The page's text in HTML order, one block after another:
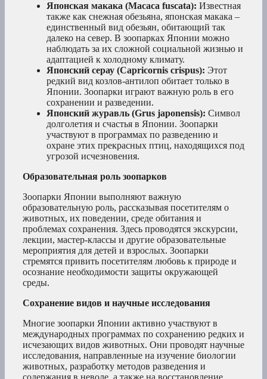
Японская макака (Macaca fuscata): Известная
также как снежная обезьяна, японская макака –
единственный вид обезьян, обитающий так
далеко на север. В зоопарках Японии можно
наблюдать за их сложной социальной жизнью и
адаптацией к холодному климату.
Японский серау (Capricornis crispus): Этот
редкий вид козлов-антилоп обитает только в
Японии. Зоопарки играют важную роль в его
сохранении и разведении.
Японский журавль (Grus japonensis): Символ
долголетия и счастья в Японии. Зоопарки
участвуют в программах по разведению и
охране этих прекрасных птиц, находящихся под
угрозой исчезновения.
Образовательная роль зоопарков
Зоопарки Японии выполняют важную
образовательную роль, рассказывая посетителям о
животных, их поведении, среде обитания и
проблемах сохранения. Здесь проводятся экскурсии,
лекции, мастер-классы и другие образовательные
мероприятия для детей и взрослых. Зоопарки
стремятся привить посетителям любовь к природе и
осознание необходимости защиты окружающей
среды.
Сохранение видов и научные исследования
Многие зоопарки Японии активно участвуют в
международных программах по сохранению редких и
исчезающих видов животных. Они проводят научные
исследования, направленные на изучение биологии
животных, разработку методов разведения и